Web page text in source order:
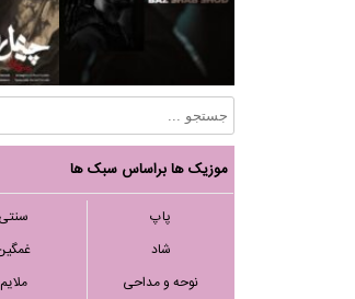
موزیک ها براساس سبک ها
پاپ
سنتی
شاد
نوحه و مداحی
ملایم